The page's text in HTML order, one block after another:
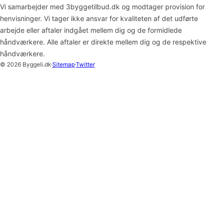
Vi samarbejder med 3byggetilbud.dk og modtager provision for
henvisninger. Vi tager ikke ansvar for kvaliteten af det udførte
arbejde eller aftaler indgået mellem dig og de formidlede
håndværkere. Alle aftaler er direkte mellem dig og de respektive
håndværkere.
© 2026 Byggeli.dk·Sitemap·Twitter